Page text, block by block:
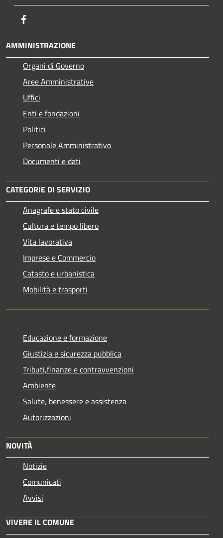
AMMINISTRAZIONE
Organi di Governo
Aree Amministrative
Uffici
Enti e fondazioni
Politici
Personale Amministrativo
Documenti e dati
CATEGORIE DI SERVIZIO
Anagrafe e stato civile
Cultura e tempo libero
Vita lavorativa
Imprese e Commercio
Catasto e urbanistica
Mobilità e trasporti
Educazione e formazione
Giustizia e sicurezza pubblica
Tributi,finanze e contravvenzioni
Ambiente
Salute, benessere e assistenza
Autorizzazioni
NOVITÀ
Notizie
Comunicati
Avvisi
VIVERE IL COMUNE